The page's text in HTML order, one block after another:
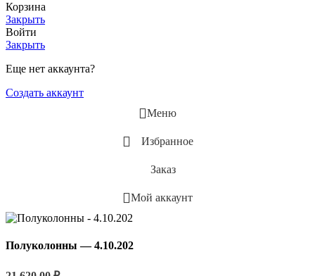
Корзина
Закрыть
Войти
Закрыть
Еще нет аккаунта?
Создать аккаунт
Меню
Избранное
Заказ
Мой аккаунт
Полуколонны — 4.10.202